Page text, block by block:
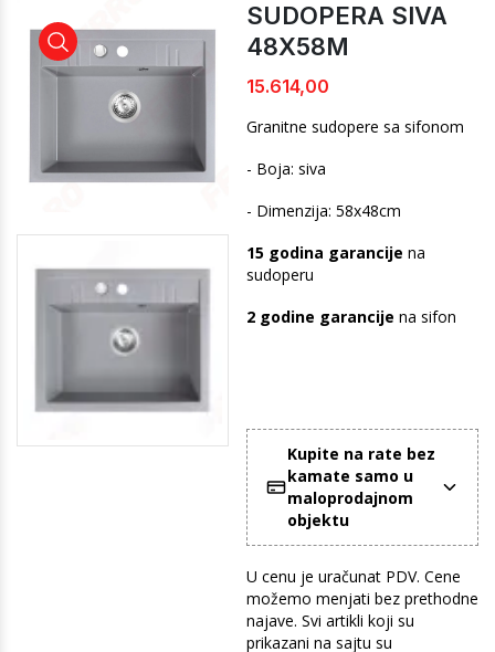
SUDOPERA SIVA 48X58M SUDOPERA SIVA 48X58M
SUDOPERA SIVA
48X58M
15.614,00
Granitne sudopere sa sifonom
- Boja: siva
- Dimenzija: 58x48cm
15 godina garancije na
sudoperu
2 godine garancije na sifon
Kupite na rate bez
kamate samo u
maloprodajnom
objektu
U cenu je uračunat PDV. Cene
možemo menjati bez prethodne
najave. Svi artikli koji su
prikazani na sajtu su